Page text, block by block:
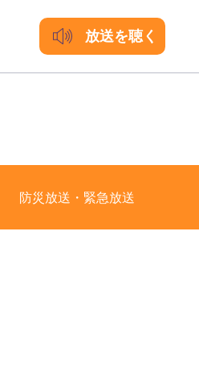
放送を聴く
防災放送・緊急放送